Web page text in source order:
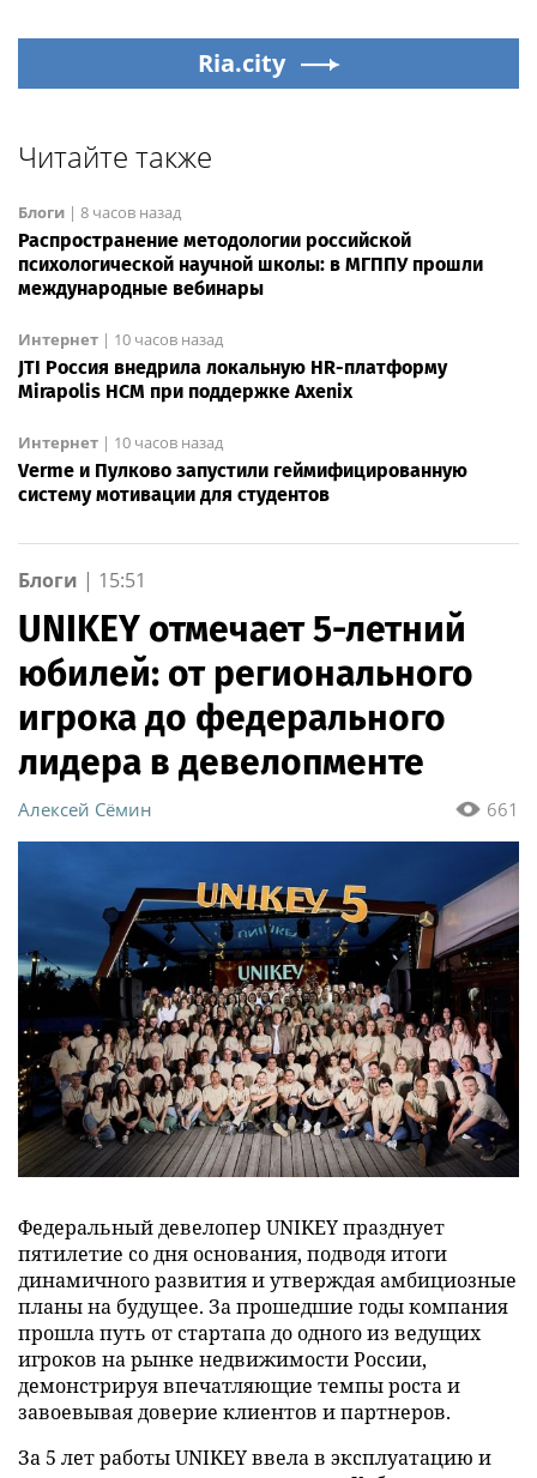
Ria.city
Читайте также
Блоги | 8 часов назад
Распространение методологии российской
психологической научной школы: в МГППУ прошли
международные вебинары
Интернет | 10 часов назад
JTI Россия внедрила локальную HR-платформу
Mirapolis HCM при поддержке Axenix
Интернет | 10 часов назад
Verme и Пулково запустили геймифицированную
систему мотивации для студентов
Блоги | 15:51
UNIKEY отмечает 5-летний
юбилей: от регионального
игрока до федерального
лидера в девелопменте
661
Алексей Сёмин
Федеральный девелопер UNIKEY празднует
пятилетие со дня основания, подводя итоги
динамичного развития и утверждая амбициозные
планы на будущее. За прошедшие годы компания
прошла путь от стартапа до одного из ведущих
игроков на рынке недвижимости России,
демонстрируя впечатляющие темпы роста и
завоевывая доверие клиентов и партнеров.
За 5 лет работы UNIKEY ввела в эксплуатацию и